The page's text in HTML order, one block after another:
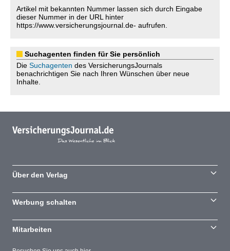
Artikel mit bekannten Nummer lassen sich durch Eingabe
dieser Nummer in der URL hinter
https://www.versicherungsjournal.de- aufrufen.
Suchagenten finden für Sie persönlich
Die Suchagenten des VersicherungsJournals
benachrichtigen Sie nach Ihren Wünschen über neue
Inhalte.
Über den Verlag
Werbung schalten
Mitarbeiten